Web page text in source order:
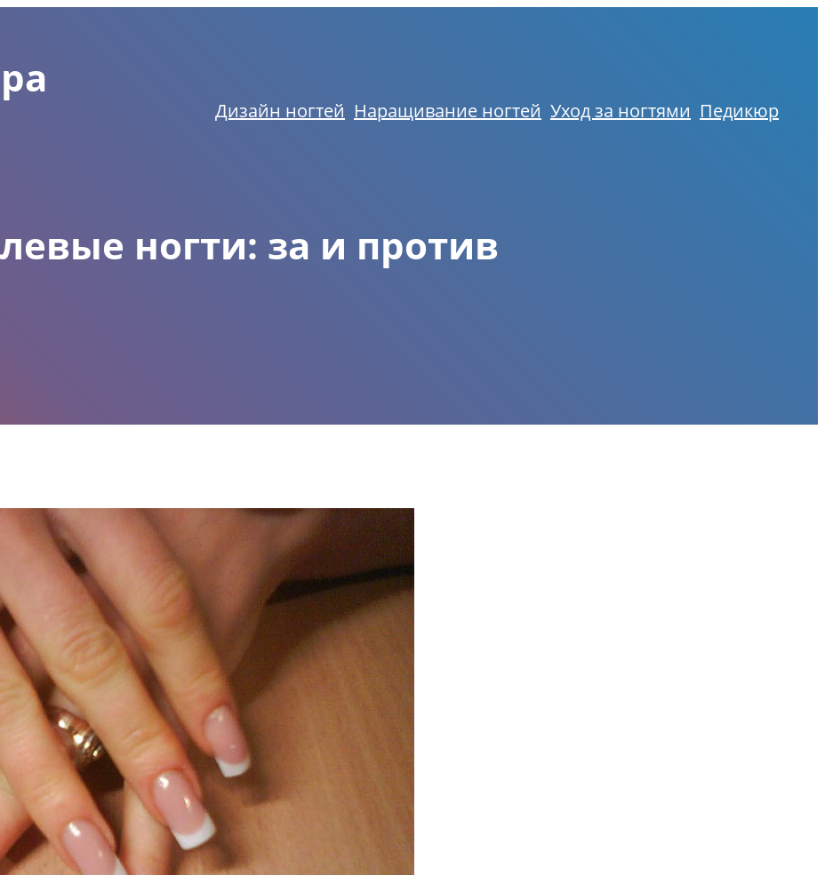
Дизайн ногтей Наращивание ногтей Уход за ногтями Педикюр
ногти: за и против